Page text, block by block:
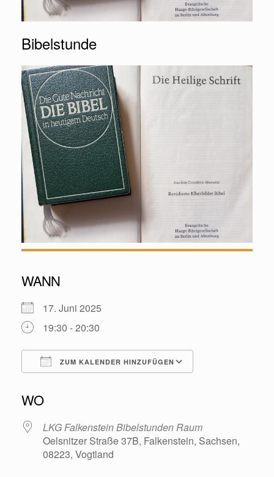
Bibelstunde
WANN
17. Juni 2025
19:30 - 20:30
ZUM KALENDER HINZUFÜGEN
WO
LKG Falkenstein Bibelstunden Raum
Oelsnitzer Straße 37B, Falkenstein, Sachsen,
08223, Vogtland